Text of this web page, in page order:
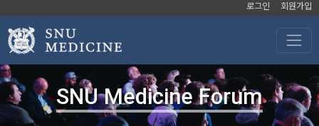
로그인 회원가입
SNU Medicine Forum